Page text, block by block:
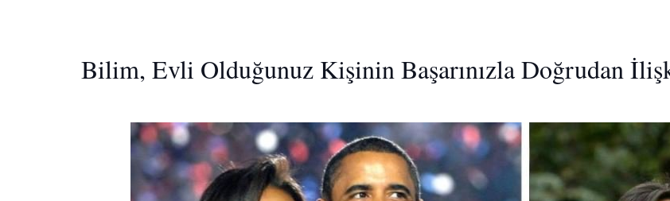
Bilim, Evli Olduğunuz Kişinin Başarınızla Doğrudan